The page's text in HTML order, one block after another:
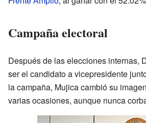
Campaña electoral
Después de las elecciones internas,
ser el candidato a vicepresidente
la campaña, Mujica cambió su
varias ocasiones, aunque nunca